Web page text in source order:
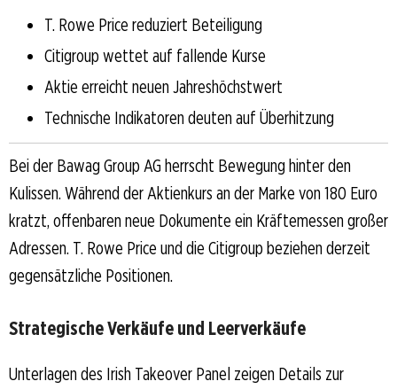
T. Rowe Price reduziert Beteiligung
Citigroup wettet auf fallende Kurse
Aktie erreicht neuen Jahreshöchstwert
Technische Indikatoren deuten auf Überhitzung
Bei der Bawag Group AG herrscht Bewegung hinter den
Kulissen. Während der Aktienkurs an der Marke von 180 Euro
kratzt, offenbaren neue Dokumente ein Kräftemessen großer
Adressen. T. Rowe Price und die Citigroup beziehen derzeit
gegensätzliche Positionen.
Strategische Verkäufe und Leerverkäufe
Unterlagen des Irish Takeover Panel zeigen Details zur